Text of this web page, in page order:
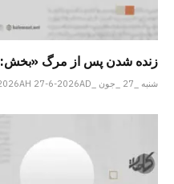
زنده شدن پس از مرگ «بخش: ۳۶»
شنبه _27 _جون _2026AH 27-6-2026AD